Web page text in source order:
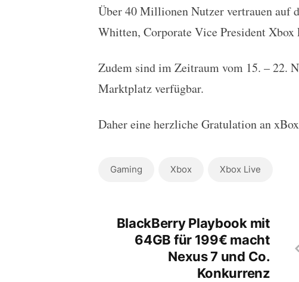
Über 40 Millionen Nutzer vertrauen auf
Whitten, Corporate Vice President
Zudem sind im Zeitraum vom 15. – 22.
Marktplatz verfügbar.
Daher eine herzliche Gratulation an
Gaming Xbox Xbox Live
BlackBerry Playbook mit
64GB für 199€ macht
Nexus 7 und Co.
Konkurrenz